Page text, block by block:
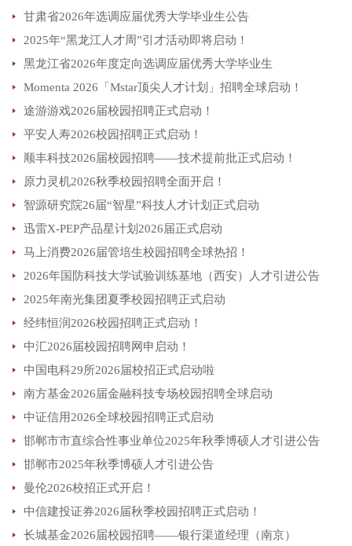
甘肃省2026年选调应届优秀大学毕业生公告
2025年“黑龙江人才周”引才活动即将启动！
黑龙江省2026年度定向选调应届优秀大学毕业生
Momenta 2026「Mstar顶尖人才计划」招聘全球启动！
途游游戏2026届校园招聘正式启动！
平安人寿2026校园招聘正式启动！
顺丰科技2026届校园招聘——技术提前批正式启动！
原力灵机2026秋季校园招聘全面开启！
智源研究院26届“智星”科技人才计划正式启动
迅雷X-PEP产品星计划2026届正式启动
马上消费2026届管培生校园招聘全球热招！
2026年国防科技大学试验训练基地（西安）人才引进公告
2025年南光集团夏季校园招聘正式启动
经纬恒润2026校园招聘正式启动！
中汇2026届校园招聘网申启动！
中国电科29所2026届校招正式启动啦
南方基金2026届金融科技专场校园招聘全球启动
中证信用2026全球校园招聘正式启动
邯郸市市直综合性事业单位2025年秋季博硕人才引进公告
邯郸市2025年秋季博硕人才引进公告
曼伦2026校招正式开启！
中信建投证券2026届秋季校园招聘正式启动！
长城基金2026届校园招聘——银行渠道经理（南京）